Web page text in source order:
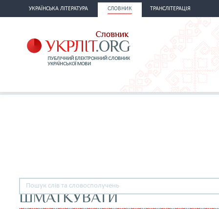
УКРАЇНСЬКА ЛІТЕРАТУРА СЛОВНИК ТРАНСЛІТЕРАЦІЯ
ШМАТКУВАТИ